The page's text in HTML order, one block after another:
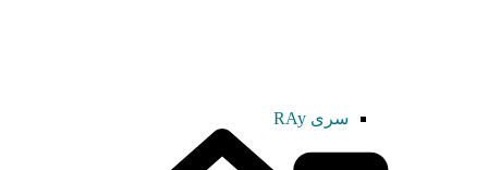
سری RAy